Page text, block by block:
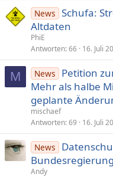
News Schufa:
Altdaten
PhiE
Antworten 66 16. Juli
M News
Petition
Mehr als halbe
geplante
mischaef
Antworten 69 16. Juli
News
Andy